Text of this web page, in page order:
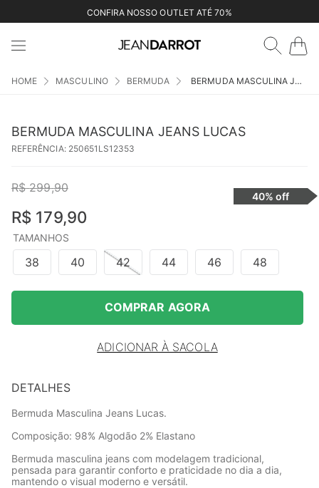
CONFIRA NOSSO OUTLET ATÉ 70%
MASCULINO BERMUDA BERMUDA MASCULINA JEANS LUCAS
BERMUDA MASCULINA JEANS LUCAS
REFERÊNCIA: 250651LS12353
R$ 299,90
R$ 179,90
40% off
TAMANHOS
38 40 42 44 46 48
COMPRAR AGORA
ADICIONAR À SACOLA
DETALHES
Bermuda Masculina Jeans Lucas.
Composição: 98% Algodão 2% Elastano
Bermuda masculina jeans com modelagem tradicional,
pensada para garantir conforto e praticidade no dia a dia,
mantendo o visual moderno e versátil.